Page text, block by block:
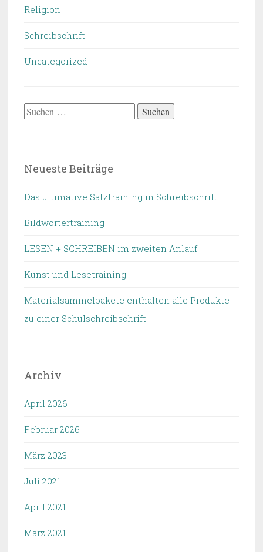
Religion
Schreibschrift
Uncategorized
Suchen
Neueste Beiträge
Das ultimative Satztraining in Schreibschrift
Bildwörtertraining
LESEN + SCHREIBEN im zweiten Anlauf
Kunst und Lesetraining
Materialsammelpakete enthalten alle Produkte
zu einer Schulschreibschrift
Archiv
April 2026
Februar 2026
März 2023
Juli 2021
April 2021
März 2021